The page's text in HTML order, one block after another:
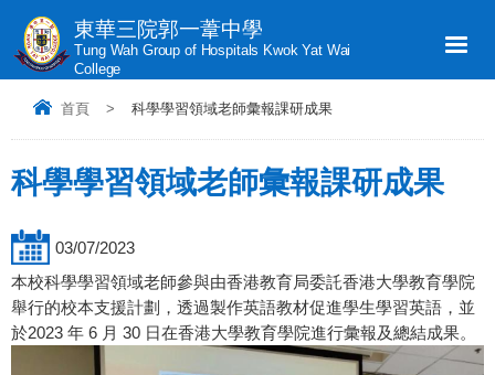
東華三院郭一葦中學
Tung Wah Group of Hospitals Kwok Yat Wai
College
首頁 > 科學學習領域老師彙報課研成果
科學學習領域老師彙報課研成果
03/07/2023
本校科學學習領域老師參與由香港教育局委託香港大學教育學院
舉行的校本支援計劃，透過製作英語教材促進學生學習英語，並
於2023 年 6 月 30 日在香港大學教育學院進行彙報及總結成果。